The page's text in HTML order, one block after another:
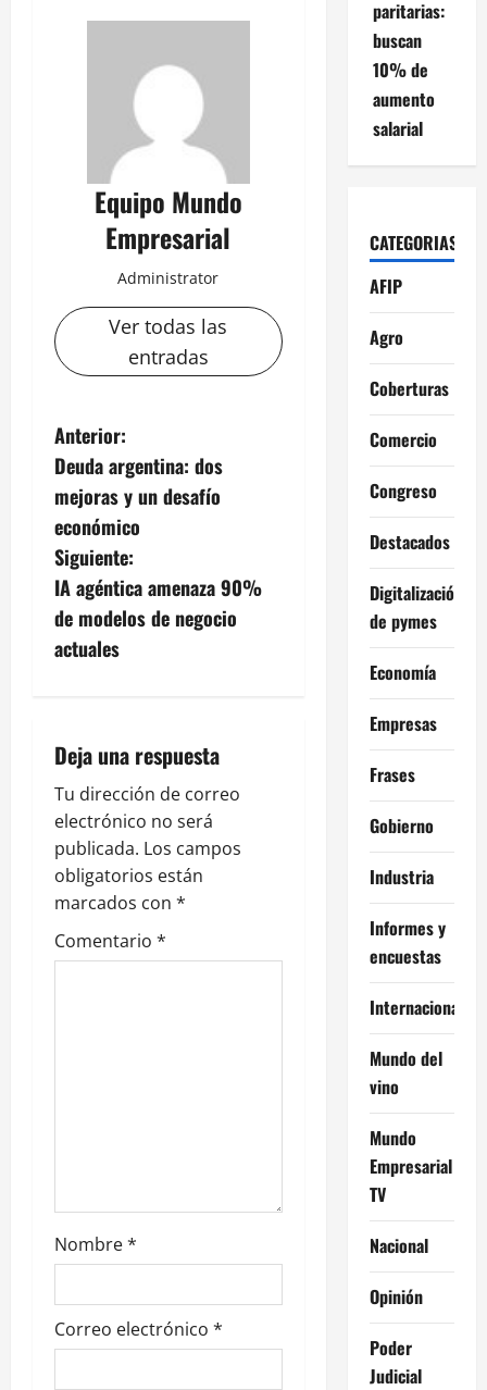
Equipo Mundo
Empresarial
Administrator
Ver todas las
entradas
N
a
v
e
g
a
i
ó
n
d
e
d
a
s
Anterior:
Deuda argentina: dos
mejoras y un desafío
económico
Siguiente:
IA agéntica amenaza 90%
de modelos de negocio
actuales
Deja una respuesta
Tu dirección de correo
electrónico no será
publicada. Los campos
obligatorios están
marcados con *
Comentario *
Nombre*
Correo electrónico *
paritarias:
buscan
10% de
aumento
salarial
CATEGORIAS
AFIP
Agro
Coberturas
Comercio
Congreso
Destacados
Digitalización
de pymes
Economía
Empresas
Frases
Gobierno
Industria
Informes y
encuestas
Internacional
Mundo del
vino
Mundo
Empresarial
TV
Nacional
Opinión
Poder
Judicial